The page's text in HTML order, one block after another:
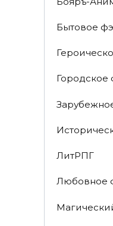
Бытовое
Городское
ЛитРПГ
Любовное